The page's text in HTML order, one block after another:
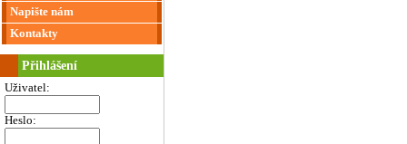
Napište nám
Kontakty
Přihlášení
Uživatel:
Heslo: